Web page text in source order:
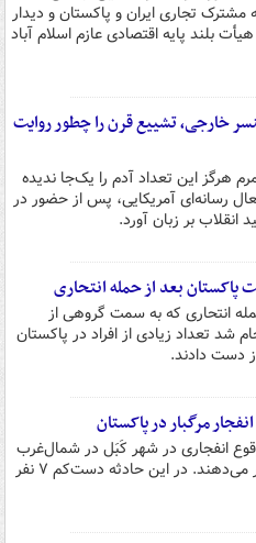
مشترک تجاری ایران و پاکستان و دیدار
بلند پایه اقتصادی عازم اسلام آباد
خارجی، تشییع قرن را چطور روایت
هرگز این تعداد آدم را یک‌جا ندیده
رسانه‌ای آمریکایی، پس از حضور در
بر زبان آورد.
پاکستان بعد از حمله انتحاری
انتحاری که به سمت گروهی از
شد تعداد زیادی از افراد در پاکستان
دست دادند.
مرگبار در پاکستان
انفجاری در شهر کَبَل در شمال‌غرب
پاکستان خبر می‌دهند. در این حادثه دست‌کم ۷ نفر